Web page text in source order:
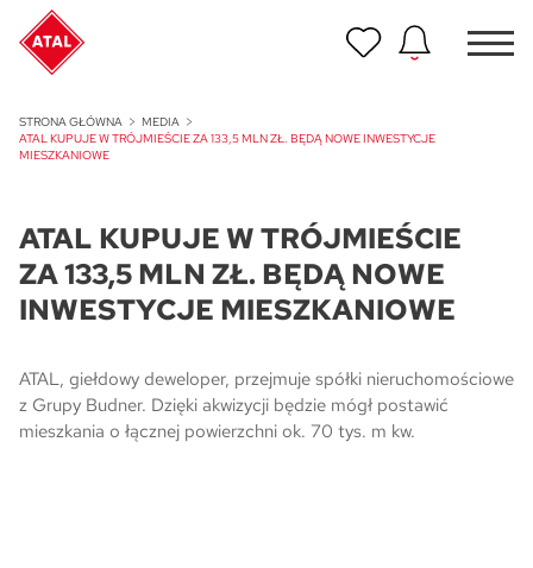
STRONA GŁÓWNA
MEDIA
ATAL KUPUJE W TRÓJMIEŚCIE ZA 133,5 MLN ZŁ. BĘDĄ NOWE INWESTYCJE
MIESZKANIOWE
ATAL KUPUJE W TRÓJMIEŚCIE
ZA 133,5 MLN ZŁ. BĘDĄ NOWE
INWESTYCJE MIESZKANIOWE
ATAL, giełdowy deweloper, przejmuje spółki nieruchomościowe
z Grupy Budner. Dzięki akwizycji będzie mógł postawić
mieszkania o łącznej powierzchni ok. 70 tys. m kw.
ATAL Unii Lubelskiej w Poznaniu
NOWOŚĆ
Program Poleceń ATAL
NOWOŚĆ
ATAL Floriana w Szczecinie